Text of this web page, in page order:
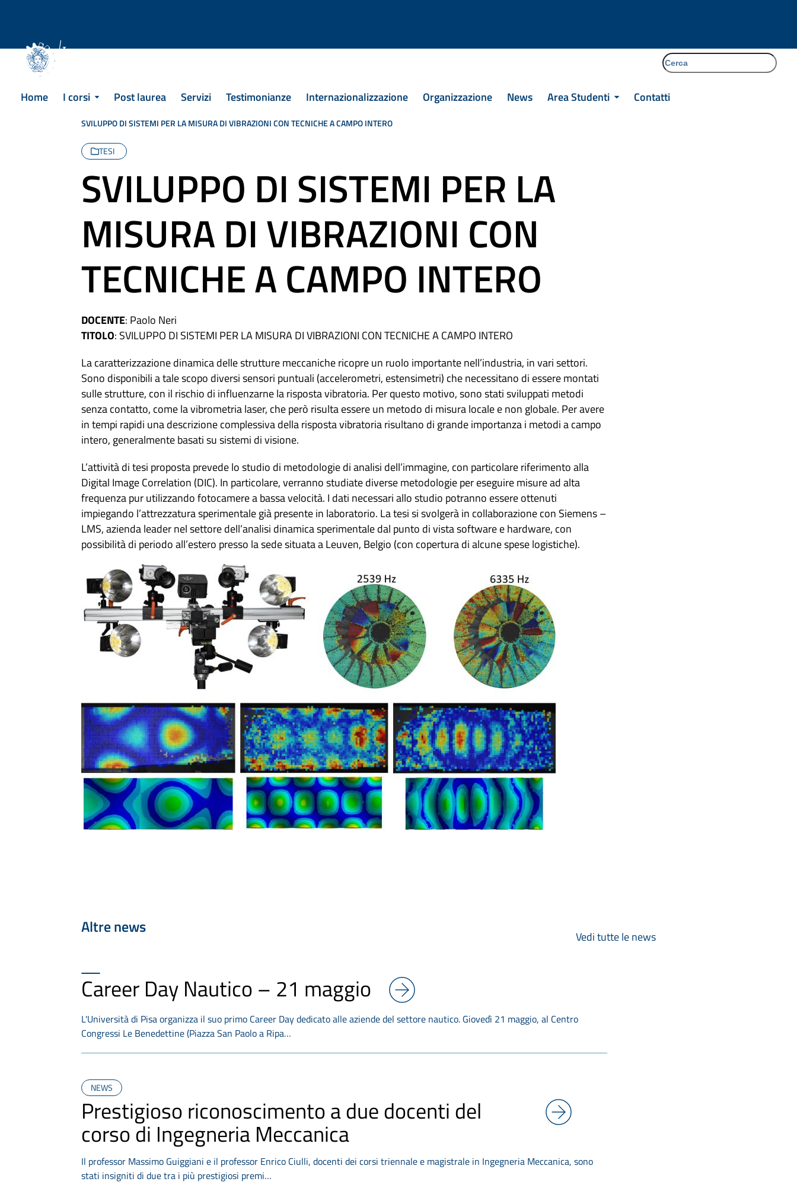
Corsi di Laurea in Ingegneria Meccanica Instagram
Tiktok
cerca
Home I corsi Post laurea Servizi Testimonianze Internazionalizzazione Organizzazione News Area Studenti Contatti
SVILUPPO DI SISTEMI PER LA MISURA DI VIBRAZIONI CON TECNICHE A CAMPO INTERO
TESI
SVILUPPO DI SISTEMI PER LA
MISURA DI VIBRAZIONI CON
TECNICHE A CAMPO INTERO
DOCENTE: Paolo Neri
TITOLO: SVILUPPO DI SISTEMI PER LA MISURA DI VIBRAZIONI CON TECNICHE A CAMPO INTERO
La caratterizzazione dinamica delle strutture meccaniche ricopre un ruolo importante nell’industria, in vari settori.
Sono disponibili a tale scopo diversi sensori puntuali (accelerometri, estensimetri) che necessitano di essere montati
sulle strutture, con il rischio di influenzarne la risposta vibratoria. Per questo motivo, sono stati sviluppati metodi
senza contatto, come la vibrometria laser, che però risulta essere un metodo di misura locale e non globale. Per avere
in tempi rapidi una descrizione complessiva della risposta vibratoria risultano di grande importanza i metodi a campo
intero, generalmente basati su sistemi di visione.
L’attività di tesi proposta prevede lo studio di metodologie di analisi dell’immagine, con particolare riferimento alla
Digital Image Correlation (DIC). In particolare, verranno studiate diverse metodologie per eseguire misure ad alta
frequenza pur utilizzando fotocamere a bassa velocità. I dati necessari allo studio potranno essere ottenuti
impiegando l’attrezzatura sperimentale già presente in laboratorio. La tesi si svolgerà in collaborazione con Siemens –
LMS, azienda leader nel settore dell’analisi dinamica sperimentale dal punto di vista software e hardware, con
possibilità di periodo all’estero presso la sede situata a Leuven, Belgio (con copertura di alcune spese logistiche).
Altre news Vedi tutte le news
Career Day Nautico – 21 maggio
L'Università di Pisa organizza il suo primo Career Day dedicato alle aziende del settore nautico. Giovedì 21 maggio, al Centro
Congressi Le Benedettine (Piazza San Paolo a Ripa…
NEWS
Prestigioso riconoscimento a due docenti del
corso di Ingegneria Meccanica
Il professor Massimo Guiggiani e il professor Enrico Ciulli, docenti dei corsi triennale e magistrale in Ingegneria Meccanica, sono
stati insigniti di due tra i più prestigiosi premi…